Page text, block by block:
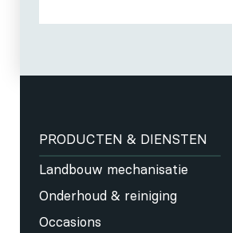
PRODUCTEN & DIENSTEN
Landbouw mechanisatie
Onderhoud & reiniging
Occasions